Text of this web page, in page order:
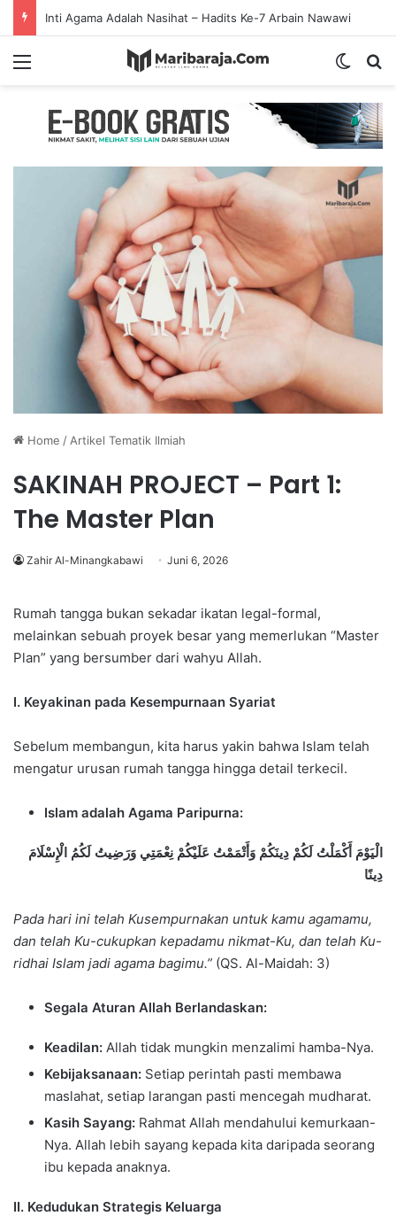
Inti Agama Adalah Nasihat – Hadits Ke-7 Arbain Nawawi
Home / Artikel Tematik Ilmiah
SAKINAH PROJECT – Part 1:
The Master Plan
Zahir Al-Minangkabawi Juni 6, 2026
Rumah tangga bukan sekadar ikatan legal-formal,
melainkan sebuah proyek besar yang memerlukan “Master
Plan” yang bersumber dari wahyu Allah.
I. Keyakinan pada Kesempurnaan Syariat
Sebelum membangun, kita harus yakin bahwa Islam telah
mengatur urusan rumah tangga hingga detail terkecil.
Islam adalah Agama Paripurna:
الْيَوْمَ أَكْمَلْتُ لَكُمْ دِينَكُمْ وَأَتْمَمْتُ عَلَيْكُمْ نِعْمَتِي وَرَضِيتُ لَكُمُ الْإِسْلَامَ
دِينًا
Pada hari ini telah Kusempurnakan untuk kamu agamamu,
dan telah Ku-cukupkan kepadamu nikmat-Ku, dan telah Ku-
ridhai Islam jadi agama bagimu.” (QS. Al-Maidah: 3)
Segala Aturan Allah Berlandaskan:
Keadilan: Allah tidak mungkin menzalimi hamba-Nya.
Kebijaksanaan: Setiap perintah pasti membawa
maslahat, setiap larangan pasti mencegah mudharat.
Kasih Sayang: Rahmat Allah mendahului kemurkaan-
Nya. Allah lebih sayang kepada kita daripada seorang
ibu kepada anaknya.
II. Kedudukan Strategis Keluarga